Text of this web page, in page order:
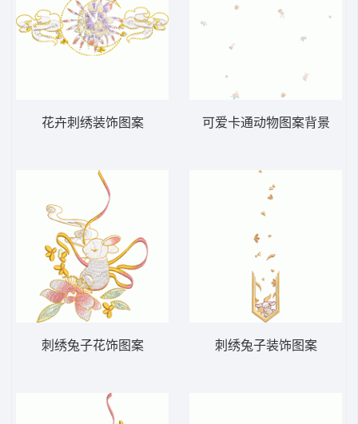
花卉刺绣装饰图案
刺绣兔子花饰图案
可爱卡通动物图案背景
刺绣兔子装饰图案